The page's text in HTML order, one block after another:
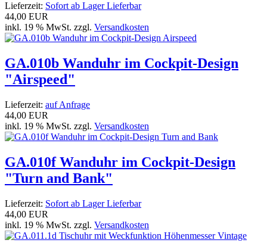
Lieferzeit: Sofort ab Lager Lieferbar
44,00 EUR
inkl. 19 % MwSt. zzgl. Versandkosten
GA.010b Wanduhr im Cockpit-Design
"Airspeed"
Lieferzeit: auf Anfrage
44,00 EUR
inkl. 19 % MwSt. zzgl. Versandkosten
GA.010f Wanduhr im Cockpit-Design
"Turn and Bank"
Lieferzeit: Sofort ab Lager Lieferbar
44,00 EUR
inkl. 19 % MwSt. zzgl. Versandkosten